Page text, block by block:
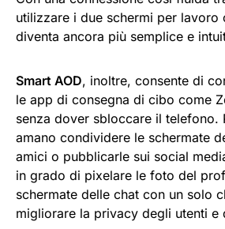
utilizzare i due schermi per lavoro
diventa ancora più semplice e
Smart AOD, inoltre, consente di
le app di consegna di cibo come
senza dover sbloccare il telefono.
amano condividere le schermate
amici o pubblicarle sui social
in grado di pixelare le foto del
schermate delle chat con un solo
migliorare la privacy degli utenti e